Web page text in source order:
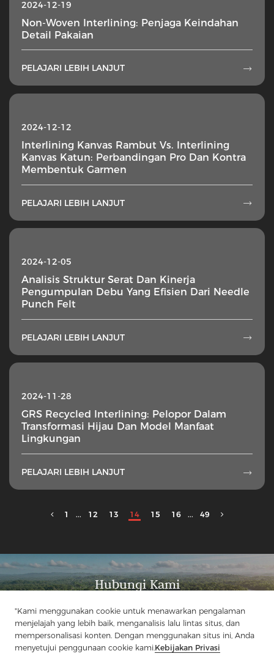
"Kami menggunakan cookie untuk menawarkan pengalaman
menjelajah yang lebih baik, menganalisis lalu lintas situs, dan
mempersonalisasi konten. Dengan menggunakan situs ini, Anda
menyetujui penggunaan cookie kami.Kebijakan Privasi
2024-12-19
Non-Woven Interlining: Penjaga Keindahan
Detail Pakaian
PELAJARI LEBIH LANJUT 
2024-12-12
Interlining Kanvas Rambut Vs. Interlining
Kanvas Katun: Perbandingan Pro Dan Kontra
Membentuk Garmen
PELAJARI LEBIH LANJUT 
2024-12-05
Analisis Struktur Serat Dan Kinerja
Pengumpulan Debu Yang Efisien Dari Needle
Punch Felt
PELAJARI LEBIH LANJUT 
2024-11-28
GRS Recycled Interlining: Pelopor Dalam
Transformasi Hijau Dan Model Manfaat
Lingkungan
PELAJARI LEBIH LANJUT 
1 ... 12 13 14 15 16 ... 49
Hubungi Kami
Mari Bicara